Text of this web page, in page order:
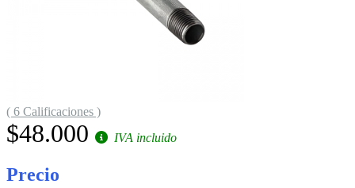
( 6 Calificaciones )
$48.000 IVA incluido
Precio